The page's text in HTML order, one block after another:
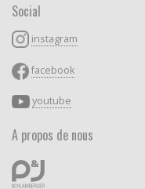
Social
instagram
facebook
youtube
A propos de nous